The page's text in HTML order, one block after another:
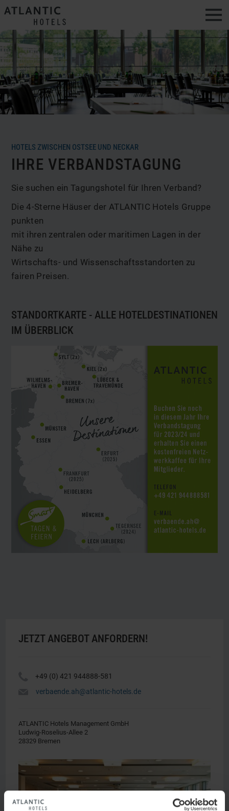
HOTELS ZWISCHEN OSTSEE UND NECKAR
IHRE VERBANDSTAGUNG
Sie suchen ein Tagungshotel für Ihren Verband?
Die 4-Sterne Häuser der ATLANTIC Hotels Gruppe
punkten
mit ihren zentralen oder maritimen Lagen in der
Nähe zu
Wirtschafts- und Wissenschaftsstandorten zu
fairen Preisen.
STANDORTKARTE - ALLE HOTELDESTINATIONEN
IM ÜBERBLICK
JETZT ANGEBOT ANFORDERN!
+49 (0) 421 944888-581
verbaende.ah@atlantic-hotels.de
ATLANTIC Hotels Management GmbH
Ludwig-Roselius-Allee 2
28329 Bremen